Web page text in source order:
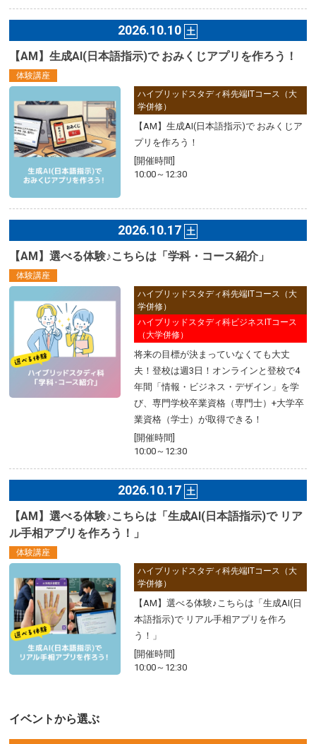
2026.10.10 土
【AM】生成AI(日本語指示)で おみくじアプリを作ろう！
体験講座
ハイブリッドスタディ科先端ITコース（大
学併修）
【AM】生成AI(日本語指示)で おみくじア
プリを作ろう！
[開催時間]
10:00～12:30
2026.10.17 土
【AM】選べる体験♪こちらは「学科・コース紹介」
体験講座
ハイブリッドスタディ科先端ITコース（大
学併修）
ハイブリッドスタディ科ビジネスITコース
（大学併修）
将来の目標が決まっていなくても大丈
夫！登校は週3日！オンラインと登校で4
年間「情報・ビジネス・デザイン」を学
び、専門学校卒業資格（専門士）+大学卒
業資格（学士）が取得できる！
[開催時間]
10:00～12:30
2026.10.17 土
【AM】選べる体験♪こちらは「生成AI(日本語指示)で リア
ル手相アプリを作ろう！」
体験講座
ハイブリッドスタディ科先端ITコース（大
学併修）
【AM】選べる体験♪こちらは「生成AI(日
本語指示)で リアル手相アプリを作ろ
う！」
[開催時間]
10:00～12:30
イベントから選ぶ